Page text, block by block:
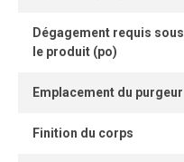
Dégagement requis sous
le produit (po)
Emplacement du purgeur
Finition du corps